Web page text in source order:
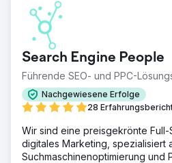
Herausforderung
Walden Local, ein moderner
digitales Erlebnis
konsistenten Weg finden, um
vergrößern. Angesichts
2022 stand das Unternehmen
Herausforderungen bei der
einheitlichen Marke und einer
Marketingstrategie. Sie
Branding, ihre Website und ihre
verbesserte, um die Wende zu
Wachstum zu erzielen.
Search Engine People
Führende SEO- und PPC-
Nachgewiesene Erfolge
28
Wir sind eine preisgekrönte
digitales Marketing, spezialisiert
Suchmaschinenoptimierung und